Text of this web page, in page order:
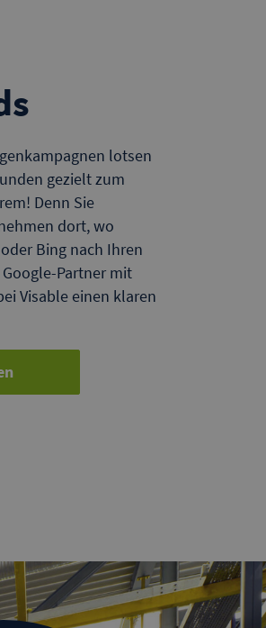
lotsen
gezielt zum
Denn Sie
dort, wo
Bing nach Ihren
Partner mit
Visable einen klaren